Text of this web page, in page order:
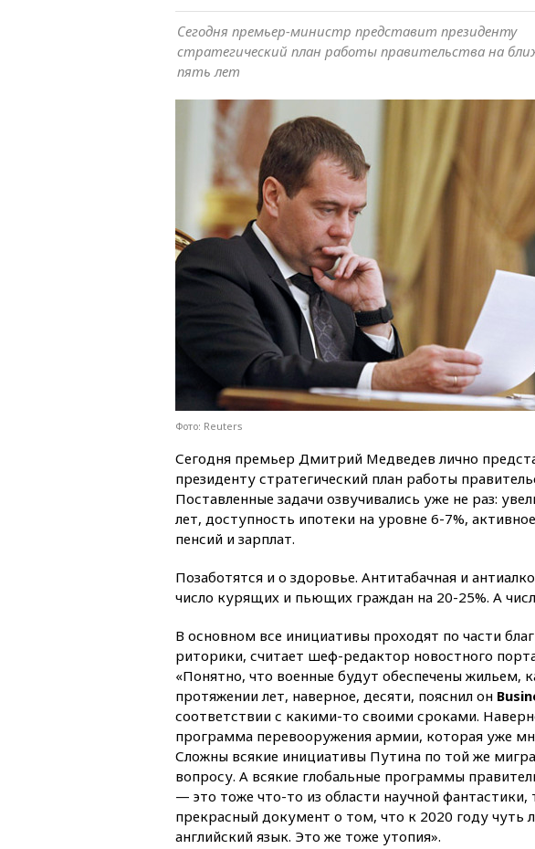
Сегодня премьер-министр представит президенту
стратегический план работы правительства на
пять лет
Фото: Reuters
Сегодня премьер Дмитрий Медведев лично
президенту стратегический план работы
Поставленные задачи озвучивались уже не раз:
лет, доступность ипотеки на уровне 6-7%,
пенсий и зарплат.
Позаботятся и о здоровье. Антитабачная и
число курящих и пьющих граждан на 20-25%. А
В основном все инициативы проходят по части
риторики, считает шеф-редактор новостного
«Понятно, что военные будут обеспечены жильем,
протяжении лет, наверное, десяти, пояснил он
соответствии с какими-то своими сроками.
программа перевооружения армии, которая уже
Сложны всякие инициативы Путина по той же
вопросу. А всякие глобальные программы
— это тоже что-то из области научной
прекрасный документ о том, что к 2020 году чуть
английский язык. Это же тоже утопия».